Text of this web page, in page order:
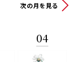
次の月を見る
04